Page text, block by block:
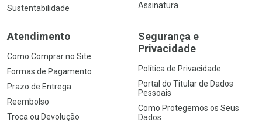
Sustentabilidade
Assinatura
Atendimento
Como Comprar no Site
Formas de Pagamento
Prazo de Entrega
Reembolso
Troca ou Devolução
Segurança e
Privacidade
Política de Privacidade
Portal do Titular de Dados
Pessoais
Como Protegemos os Seus
Dados